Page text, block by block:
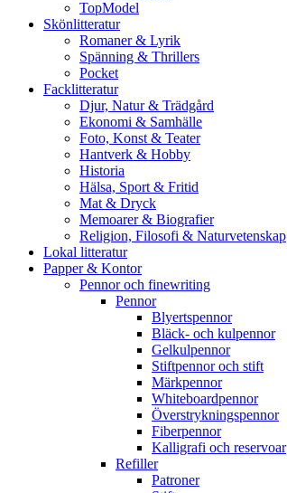
TopModel
Skönlitteratur
Romaner & Lyrik
Spänning & Thrillers
Pocket
Facklitteratur
Djur, Natur & Trädgård
Ekonomi & Samhälle
Foto, Konst & Teater
Hantverk & Hobby
Historia
Hälsa, Sport & Fritid
Mat & Dryck
Memoarer & Biografier
Religion, Filosofi & Naturvetenskap
Lokal litteratur
Papper & Kontor
Pennor och finewriting
Pennor
Blyertspennor
Bläck- och kulpennor
Gelkulpennor
Stiftpennor och stift
Märkpennor
Whiteboardpennor
Överstrykningspennor
Fiberpennor
Kalligrafi och reservoar
Refiller
Patroner